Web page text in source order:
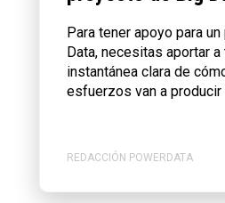
Para tener apoyo para
Data, necesitas aportar a
instantánea clara de
esfuerzos van a
REDACCIÓN POWERDATA